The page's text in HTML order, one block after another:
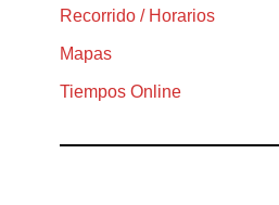
Recorrido / Horarios
Mapas
Tiempos Online